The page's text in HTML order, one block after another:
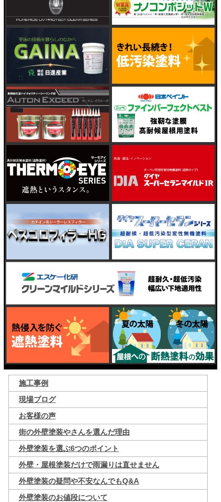
施工事例
現場ブログ
お客様の声
街の外壁塗装やさんを選んだ理由
外壁塗装を選ぶ6つのポイント
外壁・屋根塗装だけで雨漏りは直せません
外壁塗装の疑問や不安なんでもQ&A
外壁塗装のお値段について